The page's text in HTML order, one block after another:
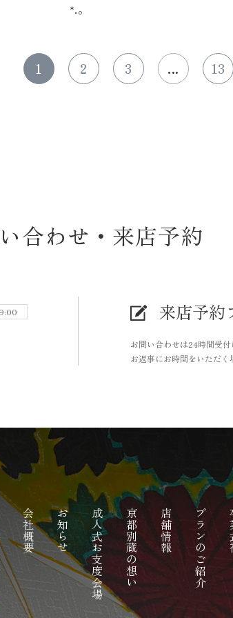
*.。
1 2 3 ... 13
合わせ・来店予約
来店予約
お問い合わせは24時間受
お返事にお時間をいただ
プランのご紹介
店舗情報
京都別蔵の想い
成人式お支度会場
お知らせ
会社概要